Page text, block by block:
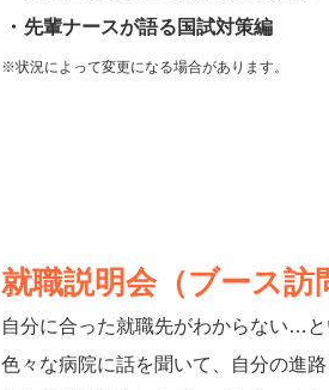
・ 先輩ナースが語る国試対策編
※状況によって変更になる場合があります。
就職説明会（ブース訪
自分に合った就職先がわからない…と
色々な病院に話を聞いて、自分の進